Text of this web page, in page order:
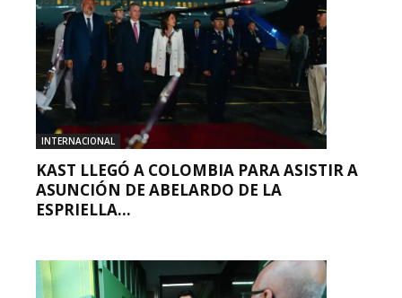
INTERNACIONAL
KAST LLEGÓ A COLOMBIA PARA ASISTIR A
ASUNCIÓN DE ABELARDO DE LA
ESPRIELLA...